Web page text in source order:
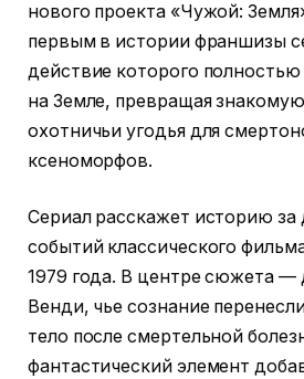
нового проекта «Чужой:
первым в истории франшизы
действие которого полностью
на Земле, превращая
охотничьи угодья для
ксеноморфов.
Сериал расскажет историю за
событий классического
1979 года. В центре сюжета —
Венди, чье сознание
тело после смертельной
фантастический элемент